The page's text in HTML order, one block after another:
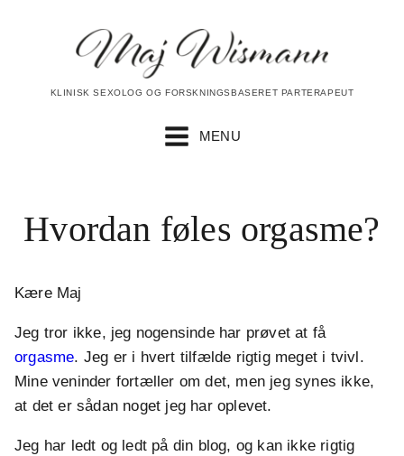
KLINISK SEXOLOG OG FORSKNINGSBASERET PARTERAPEUT
MENU
Hvordan føles orgasme?
Kære Maj
Jeg tror ikke, jeg nogensinde har prøvet at få
orgasme. Jeg er i hvert tilfælde rigtig meget i tvivl.
Mine veninder fortæller om det, men jeg synes ikke,
at det er sådan noget jeg har oplevet.
Jeg har ledt og ledt på din blog, og kan ikke rigtig